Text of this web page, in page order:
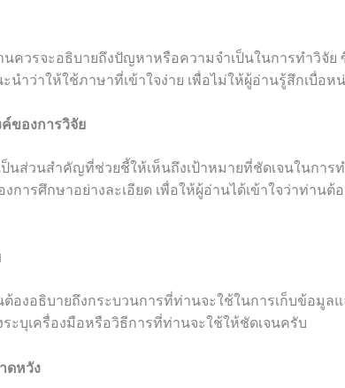
ควรจะอธิบายถึงปัญหาหรือความจำเป็นในการทำวิจัย
นำว่าให้ใช้ภาษาที่เข้าใจง่าย เพื่อไม่ให้ผู้อ่านรู้สึกเบื่อห
ของการวิจัย
ป็นส่วนสำคัญที่ช่วยชี้ให้เห็นถึงเป้าหมายที่ชัดเจนในการ
การศึกษาอย่างละเอียด เพื่อให้ผู้อ่านได้เข้าใจว่าท่านต้
องอธิบายถึงกระบวนการที่ท่านจะใช้ในการเก็บข้อมูล
ระบุเครื่องมือหรือวิธีการที่ท่านจะใช้ให้ชัดเจนครับ
ดหวัง